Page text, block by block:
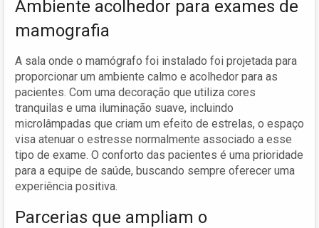
Ambiente acolhedor para exames de
mamografia
A sala onde o mamógrafo foi instalado foi projetada para
proporcionar um ambiente calmo e acolhedor para as
pacientes. Com uma decoração que utiliza cores
tranquilas e uma iluminação suave, incluindo
microlâmpadas que criam um efeito de estrelas, o espaço
visa atenuar o estresse normalmente associado a esse
tipo de exame. O conforto das pacientes é uma prioridade
para a equipe de saúde, buscando sempre oferecer uma
experiência positiva.
Parcerias que ampliam o